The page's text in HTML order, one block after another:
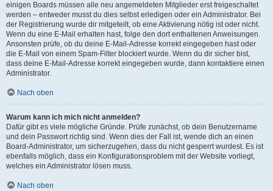
einigen Boards müssen alle neu angemeldeten Mitglieder erst freigeschaltet
werden – entweder musst du dies selbst erledigen oder ein Administrator. Bei
der Registrierung wurde dir mitgeteilt, ob eine Aktivierung nötig ist oder nicht.
Wenn du eine E-Mail erhalten hast, folge den dort enthaltenen Anweisungen.
Ansonsten prüfe, ob du deine E-Mail-Adresse korrekt eingegeben hast oder
die E-Mail von einem Spam-Filter blockiert wurde. Wenn du dir sicher bist,
dass deine E-Mail-Adresse korrekt eingegeben wurde, dann kontaktiere einen
Administrator.
Nach oben
Warum kann ich mich nicht anmelden?
Dafür gibt es viele mögliche Gründe. Prüfe zunächst, ob dein Benutzername
und dein Passwort richtig sind. Wenn dies der Fall ist, wende dich an einen
Board-Administrator, um sicherzugehen, dass du nicht gesperrt wurdest. Es ist
ebenfalls möglich, dass ein Konfigurationsproblem mit der Website vorliegt,
welches ein Administrator lösen muss.
Nach oben